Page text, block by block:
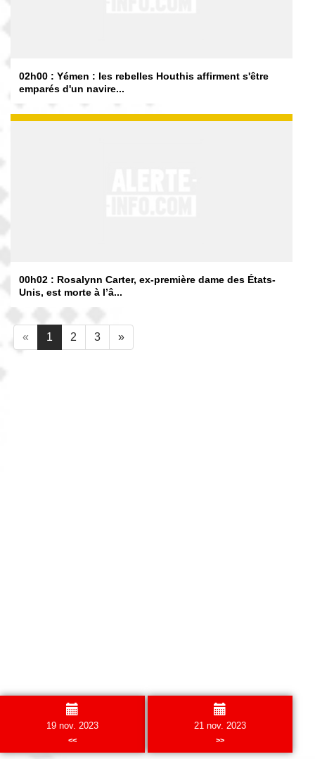
02h00 : Yémen : les rebelles Houthis affirment s'être
emparés d'un navire...
00h02 : Rosalynn Carter, ex-première dame des États-
Unis, est morte à l’â...
« 1 2 3 »
19 nov. 2023
<<
21 nov. 2023
>>